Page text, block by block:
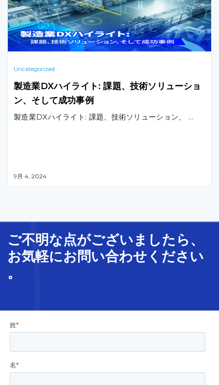
Uncategorized
製造業DXハイライト: 課題、技術ソリューショ
ン、そして成功事例
製造業DXハイライト: 課題、技術ソリューション、 …
9月 4, 2024
ご不明な点がございましたら、
お気軽にお問い合わせ ください
。